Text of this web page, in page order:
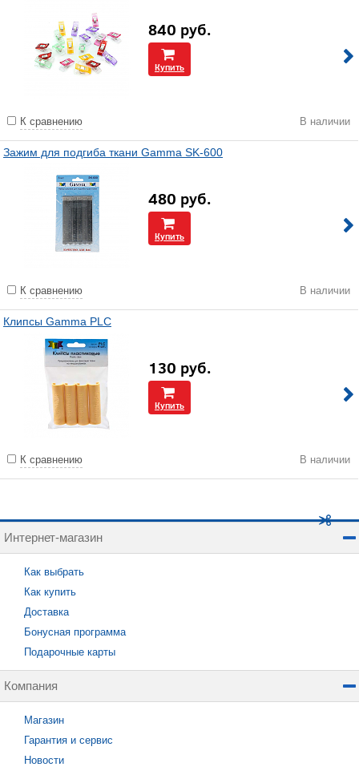
840 руб.
Купить
К сравнению В наличии
Зажим для подгиба ткани Gamma SK-600
480 руб.
Купить
К сравнению В наличии
Клипсы Gamma PLC
130 руб.
Купить
К сравнению В наличии
Интернет-магазин
Как выбрать
Как купить
Доставка
Бонусная программа
Подарочные карты
Компания
Магазин
Гарантия и сервис
Новости